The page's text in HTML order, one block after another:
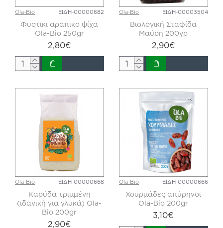
Ola-Bio ΕΙΔΗ-00000682
Φυστίκι αράπικο ψίχα
Ola-Bio 250gr
2,80€
Ola-Bio ΕΙΔΗ-00003504
Βιολογική Σταφίδα
Μαύρη 200γρ
2,90€
Ola-Bio ΕΙΔΗ-00000668
Καρύδα τριμμένη
(ιδανική για γλυκά) Ola-
Bio 200gr
2,90€
Ola-Bio ΕΙΔΗ-00000666
Χουρμάδες απύρηνοι
Ola-Bio 200gr
3,10€